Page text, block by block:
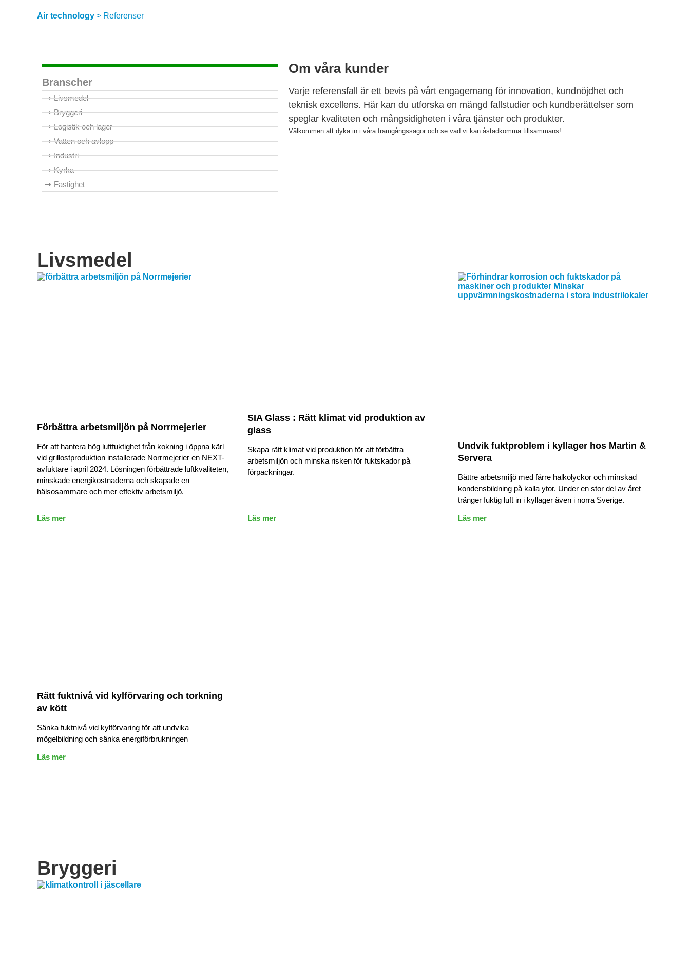
Air technology > Referenser
Branscher
Livsmedel
Bryggeri
Logistik och lager
Vatten och avlopp
Industri
Kyrka
Fastighet
Om våra kunder
Varje referensfall är ett bevis på vårt engagemang för innovation, kundnöjdhet och
teknisk excellens. Här kan du utforska en mängd fallstudier och kundberättelser som
speglar kvaliteten och mångsidigheten i våra tjänster och produkter.
Välkommen att dyka in i våra framgångssagor och se vad vi kan åstadkomma tillsammans!
Livsmedel
Förbättra arbetsmiljön på Norrmejerier
För att hantera hög luftfuktighet från kokning i öppna kärl
vid grillostproduktion installerade Norrmejerier en NEXT-
avfuktare i april 2024. Lösningen förbättrade luftkvaliteten,
minskade energikostnaderna och skapade en
hälsosammare och mer effektiv arbetsmiljö.
Läs mer
SIA Glass : Rätt klimat vid produktion av
glass
Skapa rätt klimat vid produktion för att förbättra
arbetsmiljön och minska risken för fuktskador på
förpackningar.
Läs mer
Undvik fuktproblem i kyllager hos Martin &
Servera
Bättre arbetsmiljö med färre halkolyckor och minskad
kondensbildning på kalla ytor. Under en stor del av året
tränger fuktig luft in i kyllager även i norra Sverige.
Läs mer
Rätt fuktnivå vid kylförvaring och torkning
av kött
Sänka fuktnivå vid kylförvaring för att undvika
mögelbildning och sänka energiförbrukningen
Läs mer
Bryggeri